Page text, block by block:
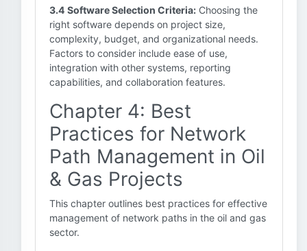
3.4 Software Selection Criteria: Choosing the
right software depends on project size,
complexity, budget, and organizational needs.
Factors to consider include ease of use,
integration with other systems, reporting
capabilities, and collaboration features.
Chapter 4: Best
Practices for Network
Path Management in Oil
& Gas Projects
This chapter outlines best practices for effective
management of network paths in the oil and gas
sector.